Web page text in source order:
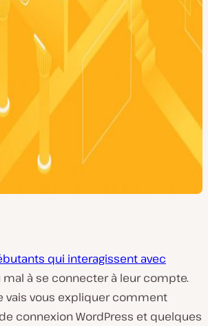
qui interagissent avec
mal à se connecter à leur compte.
vais vous expliquer comment
connexion WordPress et quelques